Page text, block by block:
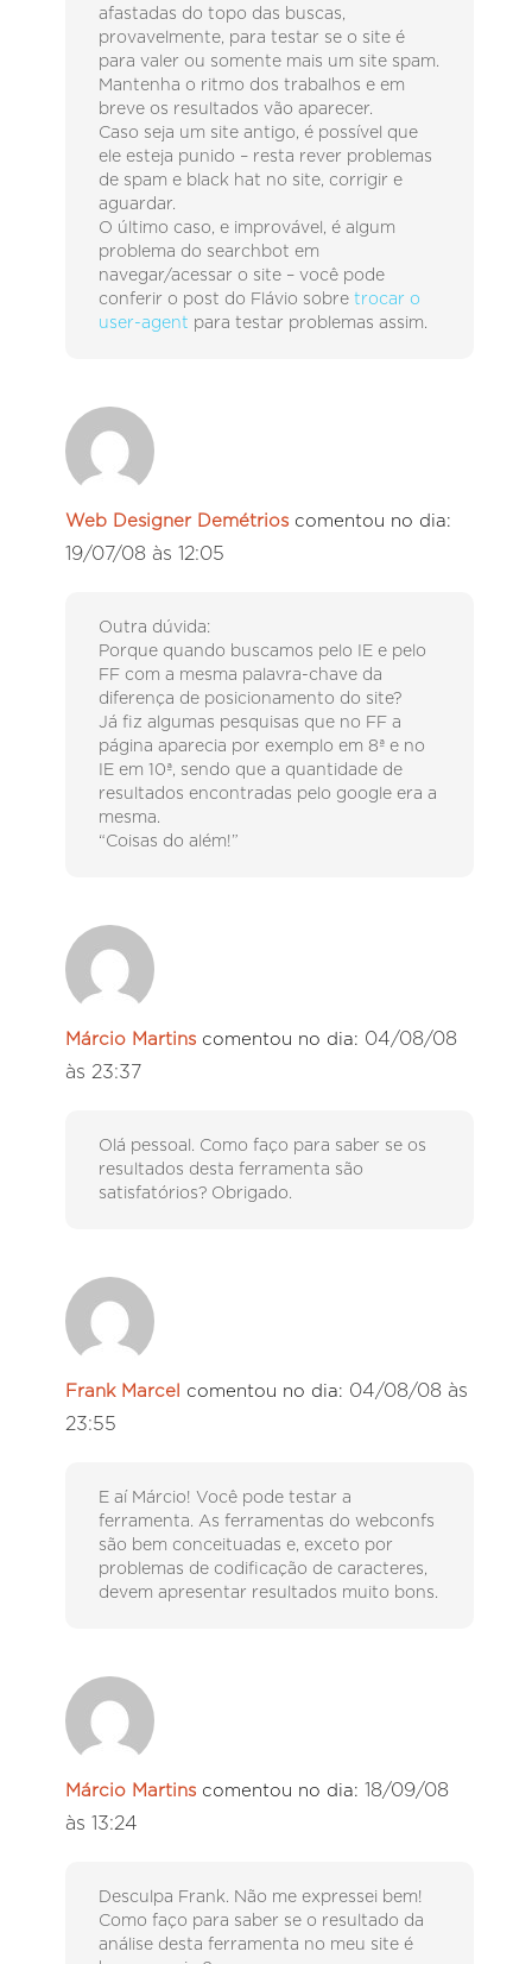
afastadas do topo das buscas,
provavelmente, para testar se o site é
para valer ou somente mais um site spam.
Mantenha o ritmo dos trabalhos e em
breve os resultados vão aparecer.
Caso seja um site antigo, é possível que
ele esteja punido – resta rever problemas
de spam e black hat no site, corrigir e
aguardar.
O último caso, e improvável, é algum
problema do searchbot em
navegar/acessar o site – você pode
conferir o post do Flávio sobre trocar o
user-agent para testar problemas assim.
Web Designer Demétrios comentou no dia:
19/07/08 às 12:05
Outra dúvida:
Porque quando buscamos pelo IE e pelo
FF com a mesma palavra-chave da
diferença de posicionamento do site?
Já fiz algumas pesquisas que no FF a
página aparecia por exemplo em 8ª e no
IE em 10ª, sendo que a quantidade de
resultados encontradas pelo google era a
mesma.
“Coisas do além!”
Márcio Martins comentou no dia: 04/08/08
às 23:37
Olá pessoal. Como faço para saber se os
resultados desta ferramenta são
satisfatórios? Obrigado.
Frank Marcel comentou no dia: 04/08/08 às
23:55
E aí Márcio! Você pode testar a
ferramenta. As ferramentas do webconfs
são bem conceituadas e, exceto por
problemas de codificação de caracteres,
devem apresentar resultados muito bons.
Márcio Martins comentou no dia: 18/09/08
às 13:24
Desculpa Frank. Não me expressei bem!
Como faço para saber se o resultado da
análise desta ferramenta no meu site é